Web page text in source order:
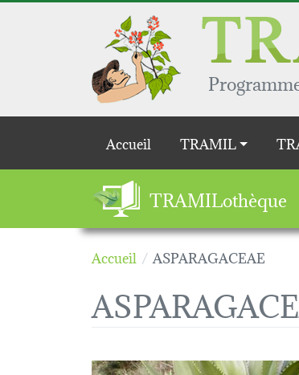
Aller au contenu principal
Main navigation
Accueil TRAMIL
TRAMILothèque
Accueil ASPARAGACEAE